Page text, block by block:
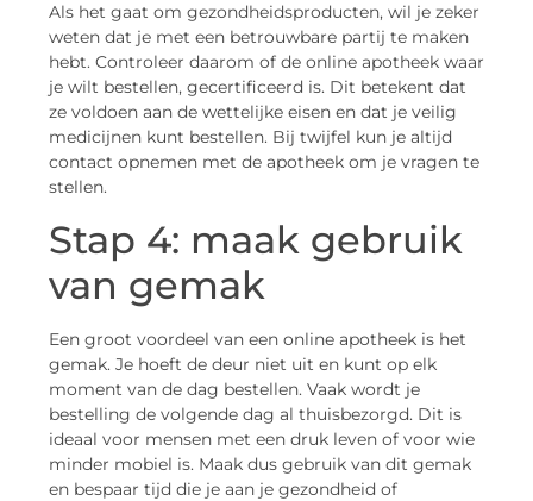
Als het gaat om gezondheidsproducten, wil je zeker
weten dat je met een betrouwbare partij te maken
hebt. Controleer daarom of de online apotheek waar
je wilt bestellen, gecertificeerd is. Dit betekent dat
ze voldoen aan de wettelijke eisen en dat je veilig
medicijnen kunt bestellen. Bij twijfel kun je altijd
contact opnemen met de apotheek om je vragen te
stellen.
Stap 4: maak gebruik
van gemak
Een groot voordeel van een online apotheek is het
gemak. Je hoeft de deur niet uit en kunt op elk
moment van de dag bestellen. Vaak wordt je
bestelling de volgende dag al thuisbezorgd. Dit is
ideaal voor mensen met een druk leven of voor wie
minder mobiel is. Maak dus gebruik van dit gemak
en bespaar tijd die je aan je gezondheid of